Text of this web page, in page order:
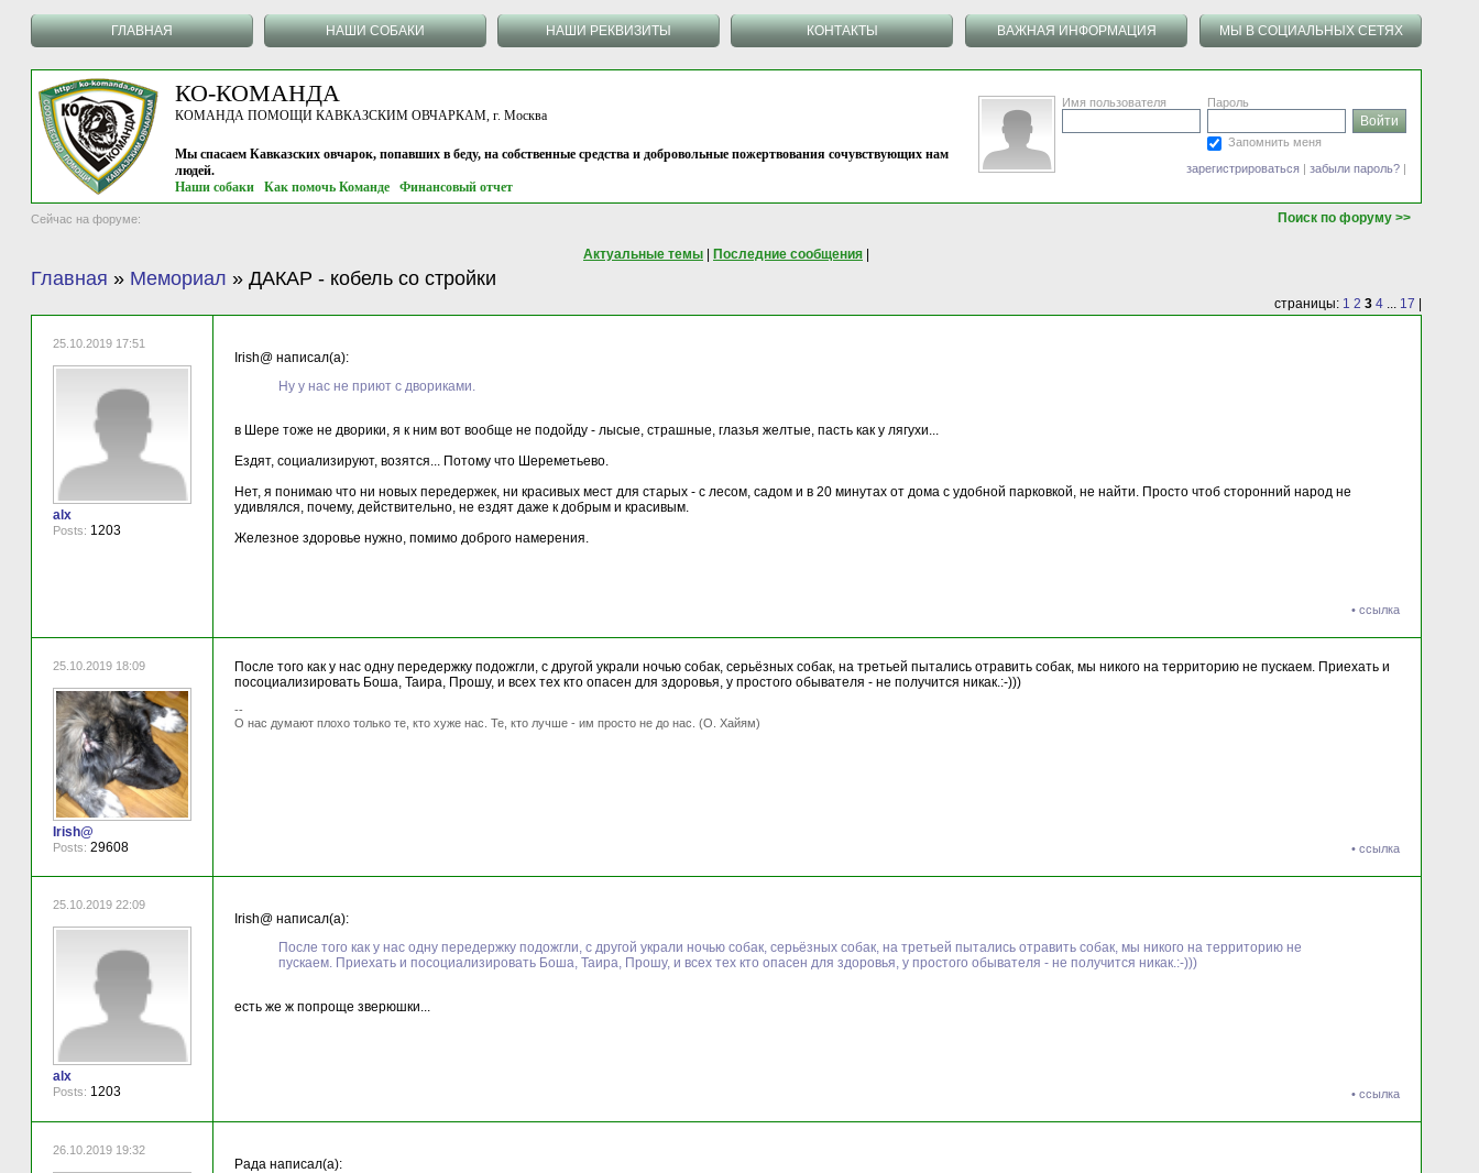
ГЛАВНАЯ НАШИ СОБАКИ НАШИ РЕКВИЗИТЫ КОНТАКТЫ ВАЖНАЯ ИНФОРМАЦИЯ МЫ В СОЦИАЛЬНЫХ СЕТЯХ
КО-КОМАНДА
КОМАНДА ПОМОЩИ КАВКАЗСКИМ ОВЧАРКАМ, г. Москва
Мы спасаем Кавказских овчарок, попавших в беду, на собственные средства и добровольные пожертвования сочувствующих нам
людей.
Наши собаки
Как помочь Команде Финансовый отчет
Имя пользователя Пароль
Запомнить меня
зарегистрироваться | забыли пароль? |
Сейчас на форуме: Поиск по форуму >>
Актуальные темы Последние сообщения
Главная » Мемориал » ДАКАР - кобель со стройки
страницы: 1 2 3 4 ... 17
25.10.2019 17:51
alx
Posts: 1203
Irish@ написал(а):
Ну у нас не приют с двориками.
в Шере тоже не дворики, я к ним вот вообще не подойду - лысые, страшные, глазья желтые, пасть как у лягухи...
Ездят, социализируют, возятся... Потому что Шереметьево.
Нет, я понимаю что ни новых передержек, ни красивых мест для старых - с лесом, садом и в 20 минутах от дома с удобной парковкой, не найти. Просто чтоб сторонний народ не
удивлялся, почему, действительно, не ездят даже к добрым и красивым.
Железное здоровье нужно, помимо доброго намерения.
• ссылка
25.10.2019 18:09
Irish@
Posts: 29608
После того как у нас одну передержку подожгли, с другой украли ночью собак, серьёзных собак, на третьей пытались отравить собак, мы никого на территорию не пускаем. Приехать и
посоциализировать Боша, Таира, Прошу, и всех тех кто опасен для здоровья, у простого обывателя - не получится никак.:-)))
--
О нас думают плохо только те, кто хуже нас. Те, кто лучше - им просто не до нас. (О. Хайям)
• ссылка
25.10.2019 22:09
alx
Posts: 1203
Irish@ написал(а):
После того как у нас одну передержку подожгли, с другой украли ночью собак, серьёзных собак, на третьей пытались отравить собак, мы никого на территорию не
пускаем. Приехать и посоциализировать Боша, Таира, Прошу, и всех тех кто опасен для здоровья, у простого обывателя - не получится никак.:-)))
есть же ж попроще зверюшки...
• ссылка
26.10.2019 19:32
Рада написал(а):